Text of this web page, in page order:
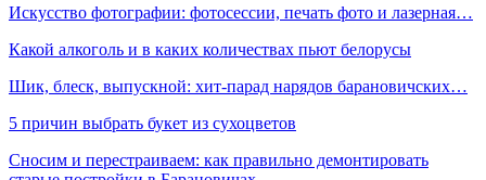
Искусство фотографии: фотосессии, печать фото и лазерная…
Какой алкоголь и в каких количествах пьют белорусы
Шик, блеск, выпускной: хит-парад нарядов барановичских…
5 причин выбрать букет из сухоцветов
Сносим и перестраиваем: как правильно демонтировать